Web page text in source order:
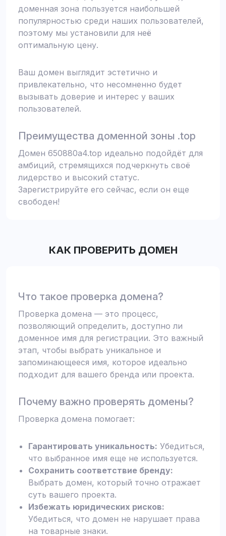
доменная зона пользуется наибольшей
популярностью среди наших пользователей,
поэтому мы установили для неё
оптимальную цену.
Ваш домен выглядит эстетично и
привлекательно, что несомненно будет
вызывать доверие и интерес у ваших
пользователей.
Преимущества доменной зоны .top
Домен 650880a4.top идеально подойдёт для
амбиций, стремящихся подчеркнуть своё
лидерство и высокий статус.
Зарегистрируйте его сейчас, если он еще
свободен!
КАК ПРОВЕРИТЬ ДОМЕН
Что такое проверка домена?
Проверка домена — это процесс,
позволяющий определить, доступно ли
доменное имя для регистрации. Это важный
этап, чтобы выбрать уникальное и
запоминающееся имя, которое идеально
подходит для вашего бренда или проекта.
Почему важно проверять домены?
Проверка домена помогает:
Гарантировать уникальность: Убедиться,
что выбранное имя еще не используется.
Сохранить соответствие бренду:
Выбрать домен, который точно отражает
суть вашего проекта.
Избежать юридических рисков:
Убедиться, что домен не нарушает права
на товарные знаки.